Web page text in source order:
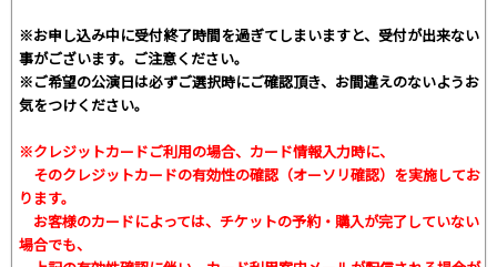
※お申し込み中に受付終了時間を過ぎてしまいますと、受付が出来ない
事がございます。ご注意ください。
※ご希望の公演日は必ずご選択時にご確認頂き、お間違えのないようお
気をつけください。
※クレジットカードご利用の場合、カード情報入力時に、
そのクレジットカードの有効性の確認（オーソリ確認）を実施してお
ります。
お客様のカードによっては、チケットの予約・購入が完了していない
場合でも、